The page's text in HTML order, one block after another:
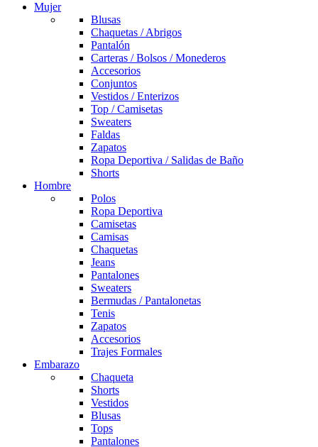
Mujer
Blusas
Chaquetas / Abrigos
Pantalón
Carteras / Bolsos / Monederos
Accesorios
Conjuntos
Vestidos / Enterizos
Top / Camisetas
Sweaters
Faldas
Zapatos
Ropa Deportiva / Salidas de Baño
Shorts
Hombre
Polos
Ropa Deportiva
Camisetas
Camisas
Chaquetas
Jeans
Pantalones
Sweaters
Bermudas / Pantalonetas
Tenis
Zapatos
Accesorios
Trajes Formales
Embarazo
Chaqueta
Shorts
Vestidos
Blusas
Tops
Pantalones